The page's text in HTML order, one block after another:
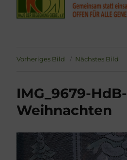
Vorheriges Bild Nächstes Bild
IMG_9679-HdB-
Weihnachten